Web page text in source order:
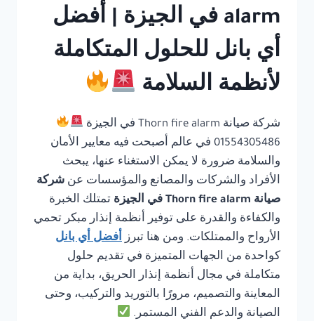
alarm في الجيزة | أفضل
أي بانل للحلول المتكاملة
لأنظمة السلامة
شركة صيانة Thorn fire alarm في الجيزة
01554305486 في عالم أصبحت فيه معايير الأمان
والسلامة ضرورة لا يمكن الاستغناء عنها، يبحث
الأفراد والشركات والمصانع والمؤسسات عن شركة
صيانة Thorn fire alarm في الجيزة
تمتلك الخبرة
والكفاءة والقدرة على توفير أنظمة إنذار مبكر تحمي
الأرواح والممتلكات. ومن هنا تبرز أفضل أي بانل
كواحدة من الجهات المتميزة في تقديم حلول
متكاملة في مجال أنظمة إنذار الحريق، بداية من
المعاينة والتصميم، مرورًا بالتوريد والتركيب، وحتى
الصيانة والدعم الفني المستمر.